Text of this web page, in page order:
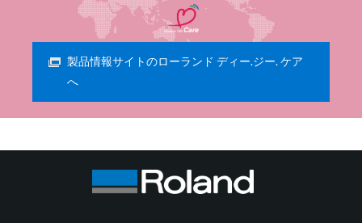
製品情報サイトのローランド ディー.ジー. ケア
へ